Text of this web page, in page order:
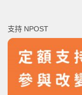
字:
支持 NPOST